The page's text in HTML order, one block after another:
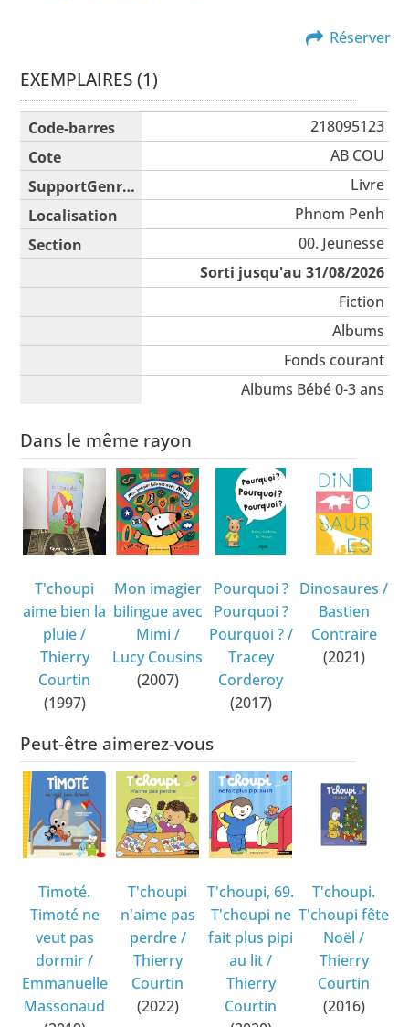
Réserver
EXEMPLAIRES (1)
Liste des exemplaires
218095123
AB COU
Livre
Phnom Penh
00. Jeunesse
Sorti jusqu'au 31/08/2026
Fiction
Albums
Fonds courant
Albums Bébé 0-3 ans
Dans le même rayon
T'choupi
aime bien la
pluie/
Thierry
Courtin
(1997)
Mon imagier
bilingue avec
Mimi /
Lucy Cousins
(2007)
Pourquoi ?
Pourquoi ?
Pourquoi ?/
Tracey
Corderoy
(2017)
Dinosaures /
Bastien
Contraire
(2021)
Peut-être aimerez-vous
Timoté.
Timoté ne
veut pas
dormir/
Emmanuelle
Massonaud
T'choupi
n'aime pas
perdre/
Thierry
Courtin
(2022)
T'choupi, 69.
T'choupi ne
fait plus pipi
au lit/
Thierry
Courtin
T'choupi.
T'choupi fête
Noël /
Thierry
Courtin
(2016)